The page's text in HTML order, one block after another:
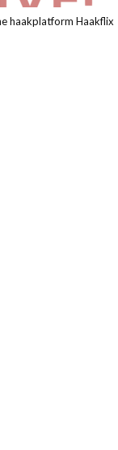
haakplatform Haakflix